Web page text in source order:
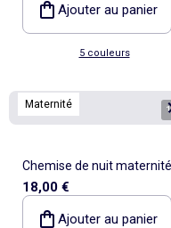
Ajouter au panier
5 couleurs
Maternité 1
Chemise de nuit maternité
boutonnée
18,00 €
Ajouter au panier